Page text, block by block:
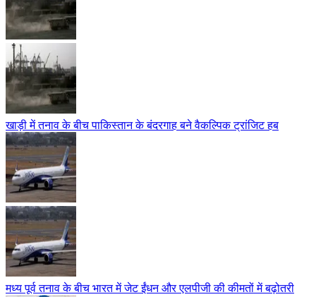
खाड़ी में तनाव के बीच पाकिस्तान के बंदरगाह बने वैकल्पिक ट्रांजिट हब
मध्य पूर्व तनाव के बीच भारत में जेट ईंधन और एलपीजी की कीमतों में बढ़ोतरी